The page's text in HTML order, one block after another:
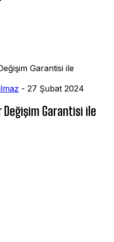
Garantisi ile
- 27 Şubat 2024
Değişim Garantisi ile